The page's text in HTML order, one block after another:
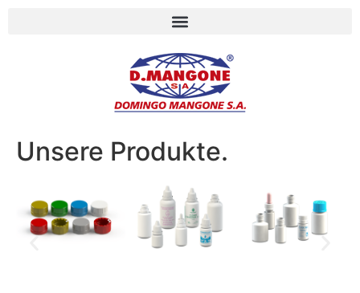
Unsere Produkte.